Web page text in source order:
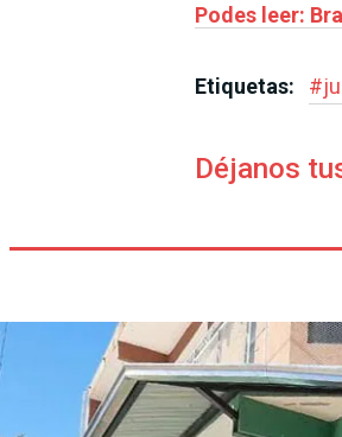
Podes leer:
Etiquetas: #
Déjanos